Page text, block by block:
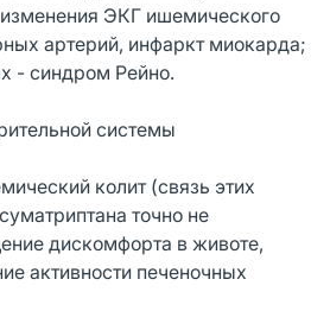
ЭКГ ишемического
артерий, инфаркт миокарда;
- синдром Рейно.
системы
колит (связь этих
точно не
дискомфорта в животе,
активности печеночных